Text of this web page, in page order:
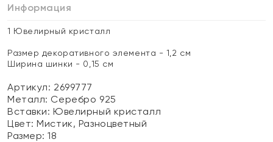
Информация
1 Ювелирный кристалл
Размер декоративного элемента - 1,2 см
Ширина шинки - 0,15 см
Артикул: 2699777
Металл: Серебро 925
Вставки:Ювелирный кристалл
Цвет:Мистик, Разноцветный
Размер:18